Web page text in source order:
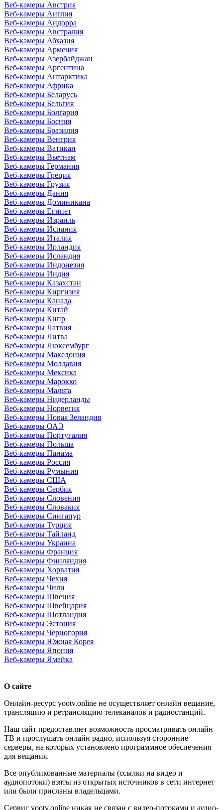
Веб-камеры Австрия
Веб-камеры Англия
Веб-камеры Андорра
Веб-камеры Австралия
Веб-камеры Абхазия
Веб-камеры Армения
Веб-камеры Азербайджан
Веб-камеры Аргентина
Веб-камеры Антарктика
Веб-камеры Африка
Веб-камеры Беларусь
Веб-камеры Бельгия
Веб-камеры Болгария
Веб-камеры Босния
Веб-камеры Бразилия
Веб-камеры Венгрия
Веб-камеры Ватикан
Веб-камеры Вьетнам
Веб-камеры Германия
Веб-камеры Греция
Веб-камеры Грузия
Веб-камеры Дания
Веб-камеры Доминикана
Веб-камеры Египет
Веб-камеры Израиль
Веб-камеры Испания
Веб-камеры Италия
Веб-камеры Ирландия
Веб-камеры Исландия
Веб-камеры Индонезия
Веб-камеры Индия
Веб-камеры Казахстан
Веб-камеры Киргизия
Веб-камеры Канада
Веб-камеры Китай
Веб-камеры Кипр
Веб-камеры Латвия
Веб-камеры Литва
Веб-камеры Люксембург
Веб-камеры Македония
Веб-камеры Молдавия
Веб-камеры Мексика
Веб-камеры Марокко
Веб-камеры Мальта
Веб-камеры Нидерланды
Веб-камеры Норвегия
Веб-камеры Новая Зеландия
Веб-камеры ОАЭ
Веб-камеры Португалия
Веб-камеры Польша
Веб-камеры Панама
Веб-камеры Россия
Веб-камеры Румыния
Веб-камеры США
Веб-камеры Сербия
Веб-камеры Словения
Веб-камеры Словакия
Веб-камеры Сингапур
Веб-камеры Турция
Веб-камеры Тайланд
Веб-камеры Украина
Веб-камеры Франция
Веб-камеры Финляндия
Веб-камеры Хорватия
Веб-камеры Чехия
Веб-камеры Чили
Веб-камеры Швеция
Веб-камеры Швейцария
Веб-камеры Шотландия
Веб-камеры Эстония
Веб-камеры Черногория
Веб-камеры Южная Корея
Веб-камеры Япония
Веб-камеры Ямайка
О сайте
Онлайн-ресурс yootv.online не осуществляет онлайн вещание,
трансляцию и ретрансляцию телеканалов и радиостанций.
Наш сайт предоставляет возможность просматривать онлайн
ТВ и прослушать онлайн радио, используя сторонние
серверы, на которых установлено программное обеспечения
для вещания.
Все опубликованные материалы (ссылки на видео и
аудиопотоки) взяты из открытых источников в сети интернет
или были присланы владельцами.
Сервис yootv.online никак не связан с видео-потоками и аудио-